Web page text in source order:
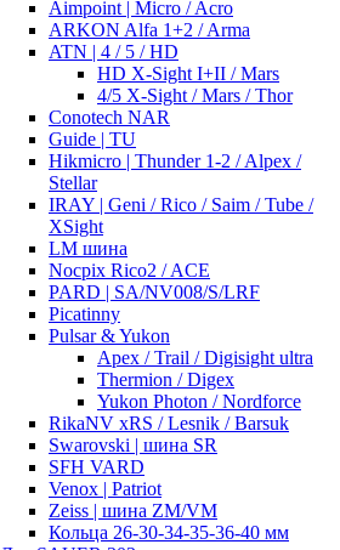
Aimpoint | Micro / Acro
ARKON Alfa 1+2 / Arma
ATN | 4 / 5 / HD
HD X-Sight I+II / Mars
4/5 X-Sight / Mars / Thor
Conotech NAR
Guide | TU
Hikmicro | Thunder 1-2 / Alpex /
Stellar
IRAY | Geni / Rico / Saim / Tube /
XSight
LM шина
Nocpix Rico2 / ACE
PARD | SA/NV008/S/LRF
Picatinny
Pulsar & Yukon
Apex / Trail / Digisight ultra
Thermion / Digex
Yukon Photon / Nordforce
RikaNV xRS / Lesnik / Barsuk
Swarovski | шина SR
SFH VARD
Venox | Patriot
Zeiss | шина ZM/VM
Кольца 26-30-34-35-36-40 мм